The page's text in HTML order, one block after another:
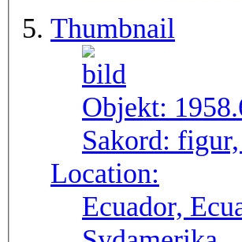
Thumbnail
Objekt:
Sakord:
Location:
Ecuador,